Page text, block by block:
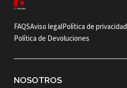
FAQSAviso legalPolítica de privacidad
Política de Devoluciones
NOSOTROS